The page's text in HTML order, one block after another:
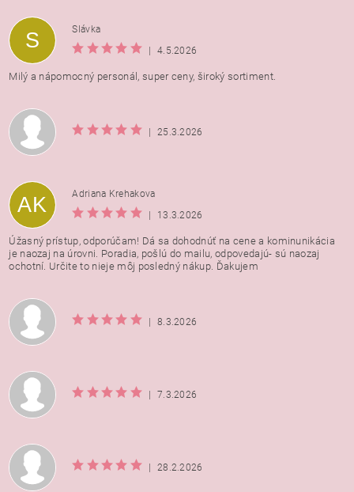
Vložením hodnotenie súhlasíte s
osobných údajov
S
Slávka
|
4.5.2026
Milý a nápomocný personál, super ceny, široký sortiment.
| 25.3.2026
AK
Adriana Krehakova
|
13.3.2026
Úžasný prístup, odporúčam! Dá sa dohodnúť na cene a kominunikácia
je naozaj na úrovni. Poradia, pošlú do mailu, odpovedajú- sú naozaj
ochotní. Určite to nieje môj posledný nákup. Ďakujem
| 8.3.2026
| 7.3.2026
| 28.2.2026